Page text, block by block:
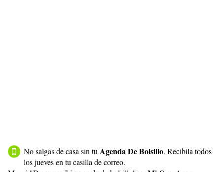
No salgas de casa sin tu Agenda De Bolsillo. Recibila todos
los jueves en tu casilla de correo.